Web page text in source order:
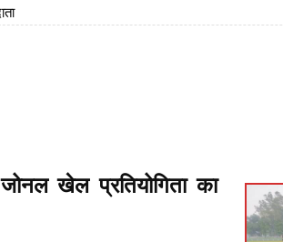
खेल प्रतियोगिता का